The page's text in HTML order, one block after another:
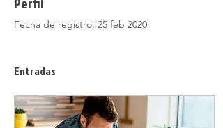
Fecha de registro: 25 feb 2020
Entradas